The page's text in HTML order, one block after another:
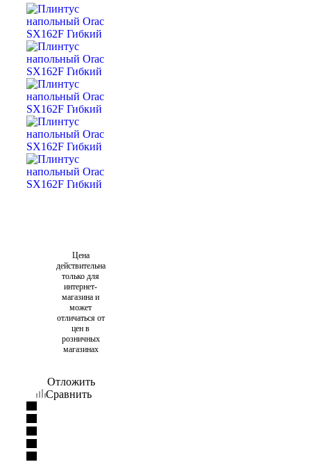
Цена
действительна
только для
интернет-
магазина и
может
отличаться от
цен в
розничных
магазинах
Отложить
Сравнить